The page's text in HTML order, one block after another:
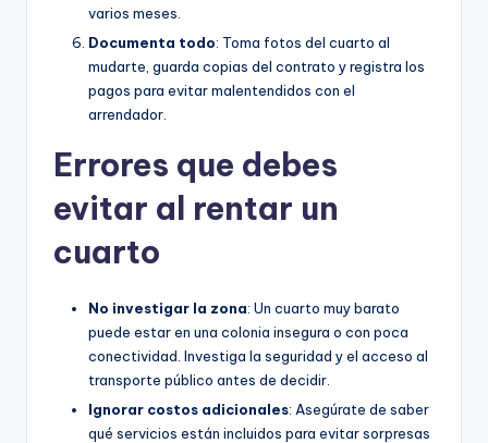
varios meses.
Documenta todo: Toma fotos del cuarto al
mudarte, guarda copias del contrato y registra los
pagos para evitar malentendidos con el
arrendador.
Errores que debes
evitar al rentar un
cuarto
No investigar la zona: Un cuarto muy barato
puede estar en una colonia insegura o con poca
conectividad. Investiga la seguridad y el acceso al
transporte público antes de decidir.
Ignorar costos adicionales: Asegúrate de saber
qué servicios están incluidos para evitar sorpresas